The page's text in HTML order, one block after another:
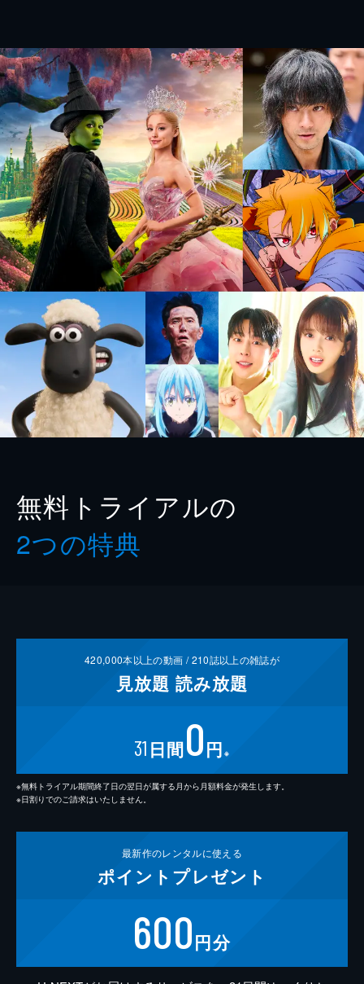
無料トライアルの
2つの特典
420,000本以上の動画 /210誌以上の雑誌が
見放題 読み放題
31 日間0円 ※
※無料トライアル期間終了日の翌日が属する月から月額料金が発生します。
※日割りでのご請求はいたしません。
最新作のレンタルに使える
ポイント プレゼント
600円分